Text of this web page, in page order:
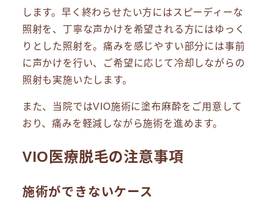
します。早く終わらせたい方にはスピーディーな
照射を、丁寧な声かけを希望される方にはゆっく
りとした照射を。痛みを感じやすい部分には事前
に声かけを行い、ご希望に応じて冷却しながらの
照射も実施いたします。
また、当院ではVIO施術に塗布麻酔をご用意して
おり、痛みを軽減しながら施術を進めます。
VIO医療脱毛の注意事項
施術ができないケース